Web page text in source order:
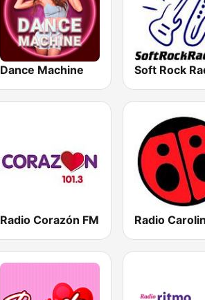
Dance Machine Soft Rock
Radio Corazón FM Radio